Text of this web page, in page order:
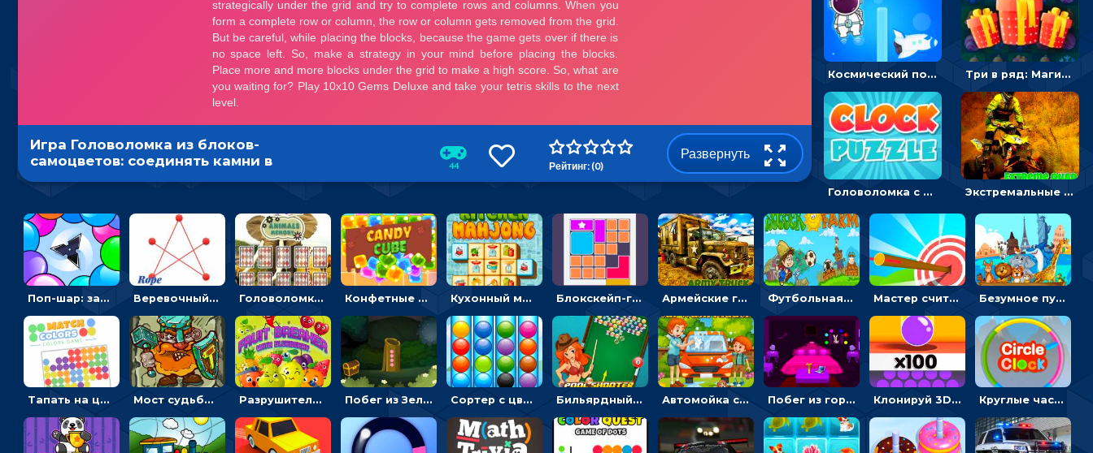
Космический побег: двигать космонавта, чтобы попасть к кораблю Три в ряд: Магические рождественские драгоценности
Головоломка с часами для детей: читать время по циферблату Экстремальные пазлы с квадроциклами: собирать крутые тачки
Игра Головоломка из блоков-
самоцветов: соединять камни в
ряд
44 Рейтинг: (0)
Развернуть
Поп-шар: запускать колючку, чтобы лопать воздушные шарики Веревочный мастер: двигай узелки и развязывай их Головоломка с животными: переворачивать карточки, чтобы находить пару Конфетные кубики: двигать сладости в сторону, чтобы стрелять по целям Кухонный маджонг: соединять пары посуды и расчищать поле Блокскейп-головоломка: двигать блоки, чтобы достать элемент со звездой Армейские грузовики в пазлах: собери военную машину Футбольная ферма: бей по мячу, чтобы забивать в ворота и ловить звезды Мастер считать стрелы: увеличивать запас, чтобы поразить больше целей Безумное путешествие друзей по миру: собирать пазлы из фото с животными
Тапать на цветные точки, чтобы взрывать одинаковые - три в ряд Мост судьбы: прыгать по платформам и бить молотом орков Разрушитель фруктов: стрелять ягодами по ананасам Побег из Зеленого парка: решай ребусы, чтобы выбраться на свободу Сортер с цветными шариками: размещать в колбах по цвету Бильярдный пул: стрелять шариками, чтобы взрывать одинаковые Автомойка со скрытыми звездами: ищи на время Побег из горной деревни: решай головоломки, чтобы открыть ворота Клонируй 3D шарики и сливай их в воронку Круглые часы: ловить цветную стрелку в одинаковом участке циферблата